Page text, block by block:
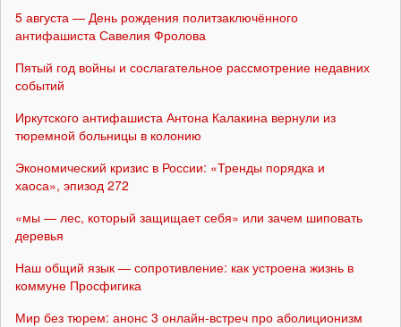
5 августа — День рождения политзаключённого
антифашиста Савелия Фролова
Пятый год войны и сослагательное рассмотрение недавних
событий
Иркутского антифашиста Антона Калакина вернули из
тюремной больницы в колонию
Экономический кризис в России: «Тренды порядка и
хаоса», эпизод 272
«мы — лес, который защищает себя» или зачем шиповать
деревья
Наш общий язык — сопротивление: как устроена жизнь в
коммуне Просфигика
Мир без тюрем: анонс 3 онлайн-встреч про аболиционизм